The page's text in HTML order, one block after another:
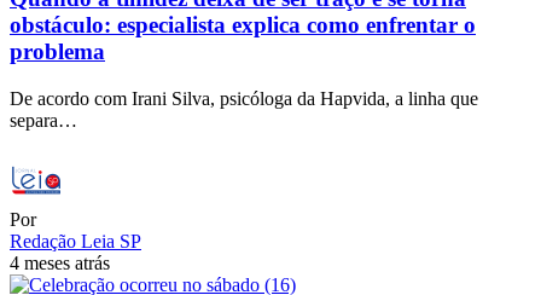
obstáculo: especialista explica como enfrentar o
problema
De acordo com Irani Silva, psicóloga da Hapvida, a linha que
separa…
Por
Redação Leia SP
4 meses atrás